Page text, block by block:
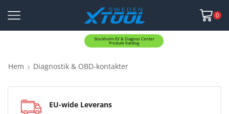
0
Stockholm EV & Diagnos Center
Produkt Katalog
Hem Diagnostik & OBD-kontakter
EU-wide Leverans